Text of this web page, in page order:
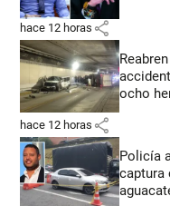
hace 12 horas share
ocho
hace 12 horas share
Policía
captura